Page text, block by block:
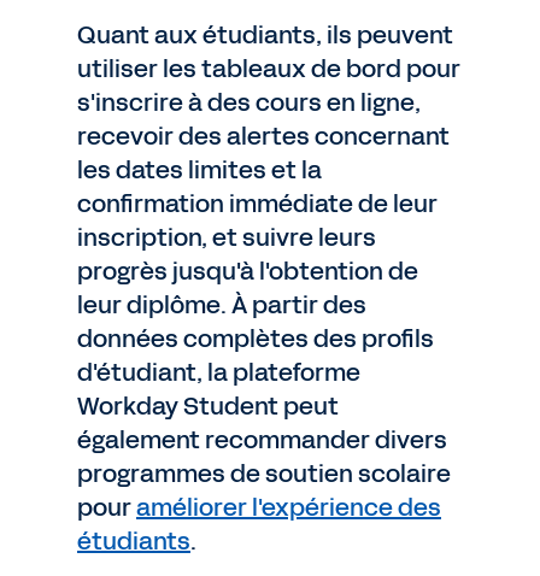
Quant aux étudiants, ils peuvent
utiliser les tableaux de bord pour
s'inscrire à des cours en ligne,
recevoir des alertes concernant
les dates limites et la
confirmation immédiate de leur
inscription, et suivre leurs
progrès jusqu'à l'obtention de
leur diplôme. À partir des
données complètes des profils
d'étudiant, la plateforme
Workday Student peut
également recommander divers
programmes de soutien scolaire
pouraméliorer l'expérience des
étudiants.